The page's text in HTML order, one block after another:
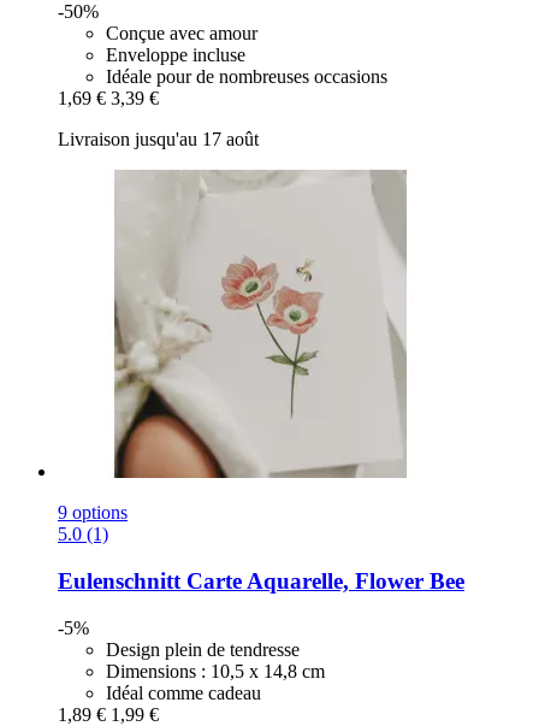
-50%
Conçue avec amour
Enveloppe incluse
Idéale pour de nombreuses occasions
1,69 € 3,39 €
Livraison jusqu'au 17 août
9 options
5.0 (1)
Eulenschnitt Carte Aquarelle, Flower Bee
-5%
Design plein de tendresse
Dimensions : 10,5 x 14,8 cm
Idéal comme cadeau
1,89 € 1,99 €